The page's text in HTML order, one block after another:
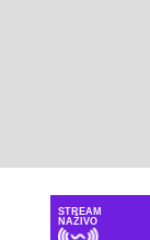
STREAM
NAŽIVO